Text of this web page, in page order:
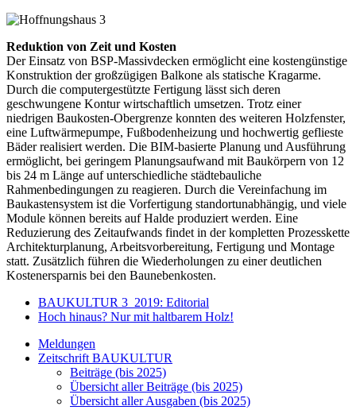
Reduktion von Zeit und Kosten
Der Einsatz von BSP-Massivdecken ermöglicht eine kostengünstige
Konstruktion der großzügigen Balkone als statische Kragarme.
Durch die computergestützte Fertigung lässt sich deren
geschwungene Kontur wirtschaftlich umsetzen. Trotz einer
niedrigen Baukosten-Obergrenze konnten des weiteren Holzfenster,
eine Luftwärmepumpe, Fußbodenheizung und hochwertig geflieste
Bäder realisiert werden. Die BIM-basierte Planung und Ausführung
ermöglicht, bei geringem Planungsaufwand mit Baukörpern von 12
bis 24 m Länge auf unterschiedliche städtebauliche
Rahmenbedingungen zu reagieren. Durch die Vereinfachung im
Baukastensystem ist die Vorfertigung standortunabhängig, und viele
Module können bereits auf Halde produziert werden. Eine
Reduzierung des Zeitaufwands findet in der kompletten Prozesskette
Architekturplanung, Arbeitsvorbereitung, Fertigung und Montage
statt. Zusätzlich führen die Wiederholungen zu einer deutlichen
Kostenersparnis bei den Baunebenkosten.
BAUKULTUR 3_2019: Editorial
Hoch hinaus? Nur mit haltbarem Holz!
Meldungen
Zeitschrift BAUKULTUR
Beiträge (bis 2025)
Übersicht aller Beiträge (bis 2025)
Übersicht aller Ausgaben (bis 2025)